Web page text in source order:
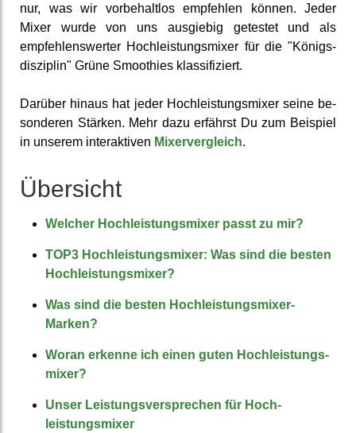
nur, was wir vor­behalt­los empfehlen können. Jeder
Mixer wurde von uns aus­giebig getestet und als
empfehlens­werter Hoch­leistungs­mixer für die "Königs­
disziplin" Grüne Smoothies klassi­fiziert.
Darüber hinaus hat jeder Hoch­leistungs­mixer seine be­
sonderen Stärken. Mehr dazu erfährst Du zum Beispiel
in unserem interaktiven Mixer­vergleich.
Übersicht
Welcher Hoch­leistungs­mixer passt zu mir?
TOP3 Hoch­leistungs­mixer: Was sind die besten
Hoch­leistungs­mixer?
Was sind die besten Hoch­leistungs­mixer-
Marken?
Woran erkenne ich einen guten Hoch­leistungs­
mixer?
Unser Leis­tungs­ver­sprechen für Hoch­
leistungs­mixer